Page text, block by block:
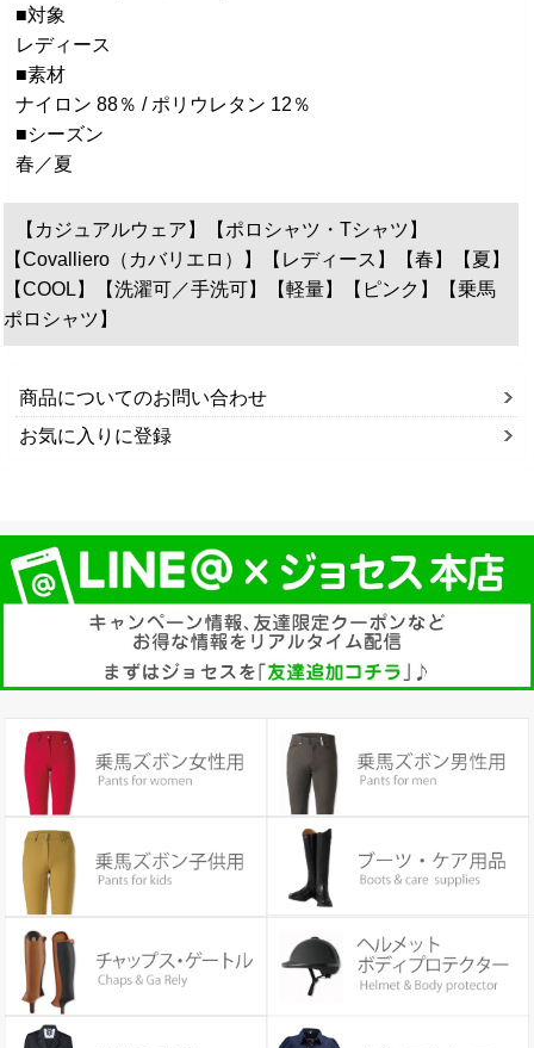
■対象
レディース
■素材
ナイロン 88％ / ポリウレタン 12％
■シーズン
春／夏
【カジュアルウェア】【ポロシャツ・Tシャツ】
【Covalliero（カバリエロ）】【レディース】【春】【夏】
【COOL】【洗濯可／手洗可】【軽量】【ピンク】【乗馬
ポロシャツ】
商品についてのお問い合わせ
お気に入りに登録